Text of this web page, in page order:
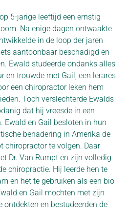
5-jarige leeftijd een ernstig
Na enige dagen ontwaakte
in de loop der jaren
aantoonbaar beschadigd en
Ewald studeerde ondanks alles
en trouwde met Gail, een lerares
een chiropractor leken hem
Toch verslechterde Ewalds
dat hij vreesde in een
Ewald en Gail besloten in hun
benadering in Amerika de
chiropractor te volgen. Daar
Dr. Van Rumpt en zijn volledig
chiropractie. Hij leerde hen te
en het te gebruiken als een bio-
en Gail mochten met zijn
ontdekten en bestudeerden de